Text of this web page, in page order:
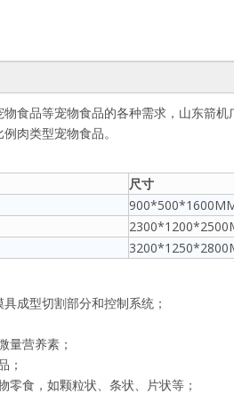
食品等宠物食品的各种需求，山东箭
肉类型宠物食品。
尺寸
成型切割部分和控制系统；
量营养素；
；
食，如颗粒状、条状、片状等；